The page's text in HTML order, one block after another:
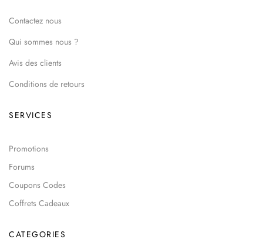
Contactez nous
Qui sommes nous ?
Avis des clients
Conditions de retours
SERVICES
Promotions
Forums
Coupons Codes
Coffrets Cadeaux
CATEGORIES